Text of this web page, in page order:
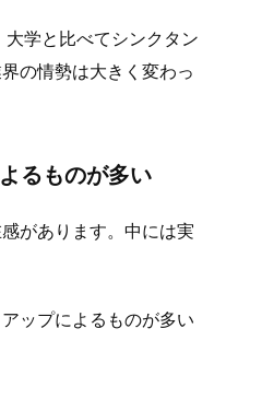
学と比べてシンクタン
の情勢は大きく変わっ
るものが多い
があります。中には実
ップによるものが多い